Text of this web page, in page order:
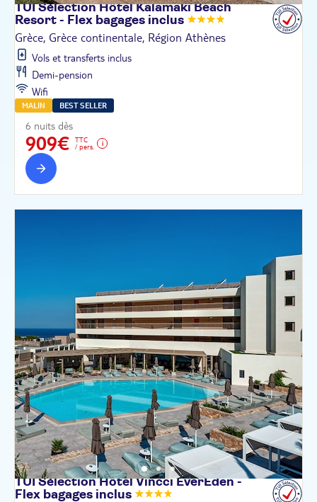
TUI Sélection Hôtel Kalamaki Beach
Resort - Flex bagages inclus
Grèce, Grèce continentale, Région Athènes
Vols et transferts inclus
Demi-pension
Wifi
MALIN BEST SELLER
6 nuits dès
909€
TTC
/ pers.
TUI Sélection Hôtel Vincci EverEden -
Flex bagages inclus